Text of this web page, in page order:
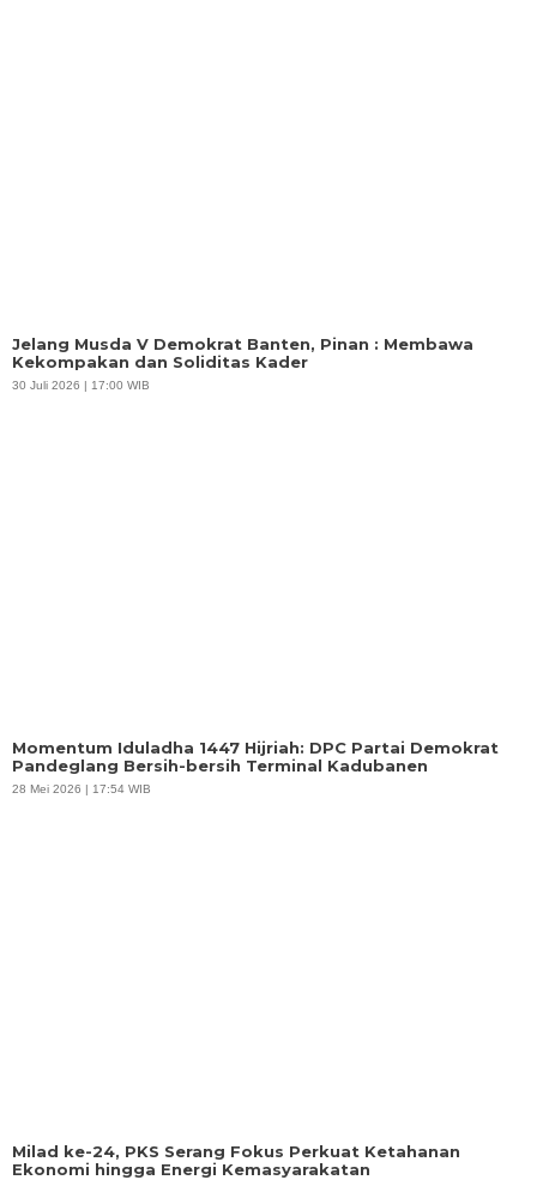
Jelang Musda V Demokrat Banten, Pinan : Membawa
Kekompakan dan Soliditas Kader
30 Juli 2026 | 17:00 WIB
Momentum Iduladha 1447 Hijriah: DPC Partai Demokrat
Pandeglang Bersih-bersih Terminal Kadubanen
28 Mei 2026 | 17:54 WIB
Milad ke-24, PKS Serang Fokus Perkuat Ketahanan
Ekonomi hingga Energi Kemasyarakatan